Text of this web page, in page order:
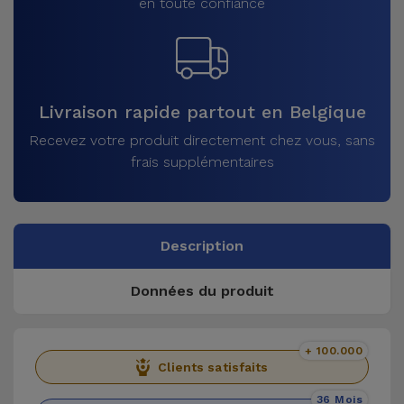
Livraison rapide partout en Belgique
Recevez votre produit directement chez vous, sans
frais supplémentaires
Description
Données du produit
Clients satisfaits
+ 100.000
36 Mois